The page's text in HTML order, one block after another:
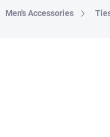
Men's Accessories